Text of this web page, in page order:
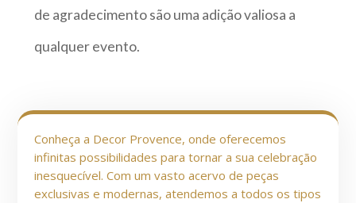
de agradecimento são uma adição valiosa a
qualquer evento.
Conheça a Decor Provence, onde oferecemos
infinitas possibilidades para tornar a sua celebração
inesquecível. Com um vasto acervo de peças
exclusivas e modernas, atendemos a todos os tipos